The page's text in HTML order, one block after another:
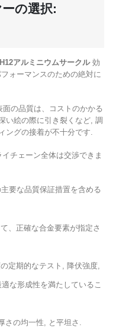
の選択:
アルミニウムサークル効
ォーマンスのための絶対に
の品質は、コストのかかる
い絵の際に引き裂くなど, 調
ングの接着が不十分です.
チェーン全体は交渉できま
要な品質保証措置を含める
、正確な合金要素が指定さ
定期的なテスト, 降伏強度,
な形成性を満たしているこ
さの均一性, と平坦さ.